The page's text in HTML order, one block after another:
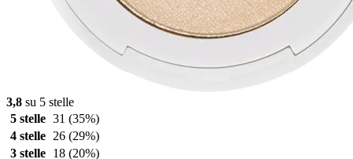
3,8 su 5 stelle
5 stelle 31 (35%)
4 stelle
26 (29%)
3 stelle
18 (20%)